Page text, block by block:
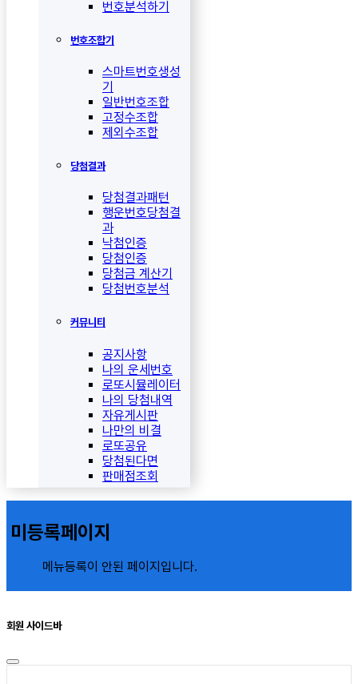
번호분석하기
번호조합기
스마트번호생성
기
일반번호조합
고정수조합
제외수조합
당첨결과
당첨결과패턴
행운번호당첨결
과
낙첨인증
당첨인증
당첨금 계산기
당첨번호분석
커뮤니티
공지사항
나의 운세번호
로또시뮬레이터
나의 당첨내역
자유게시판
나만의 비결
로또공유
당첨된다면
판매점조회
미등록페이지
메뉴등록이 안된 페이지입니다.
회원 사이드바